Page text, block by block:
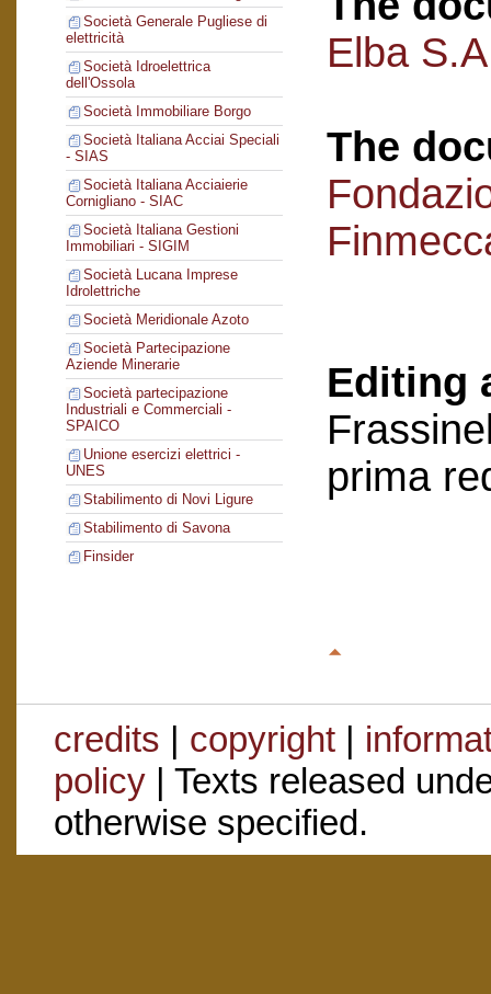
Società Generale Pugliese di
elettricità
Società Idroelettrica
dell'Ossola
Società Immobiliare Borgo
Società Italiana Acciai Speciali
- SIAS
Società Italiana Acciaierie
Cornigliano - SIAC
Società Italiana Gestioni
Immobiliari - SIGIM
Società Lucana Imprese
Idrolettriche
Società Meridionale Azoto
Società Partecipazione
Aziende Minerarie
Società partecipazione
Industriali e Commerciali -
SPAICO
Unione esercizi elettrici -
UNES
Stabilimento di Novi Ligure
Stabilimento di Savona
Finsider
Elba
The
Editing
prima
credits | copyright|
policy| Texts released
otherwise specified.